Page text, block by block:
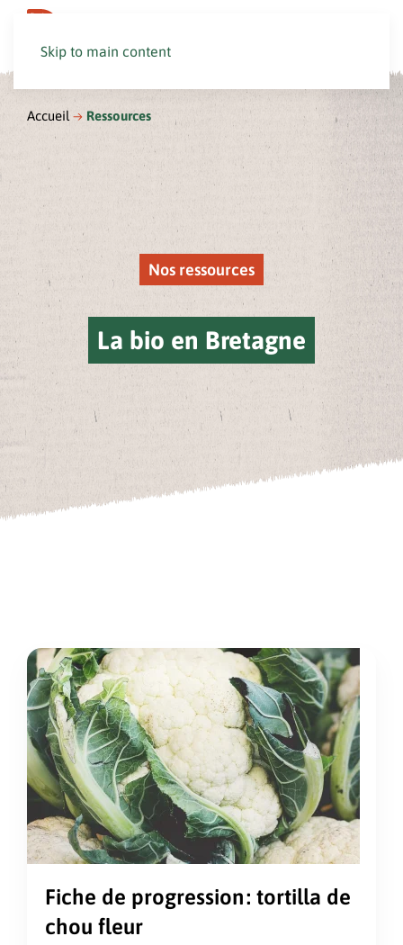
Skip to main content
Accueil Ressources
Nos ressources
La bio en Bretagne
Fiche de progression : tortilla de
chou fleur